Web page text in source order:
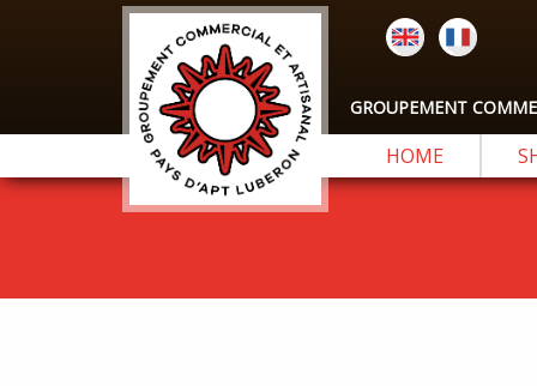
GROUPEMENT
HOME